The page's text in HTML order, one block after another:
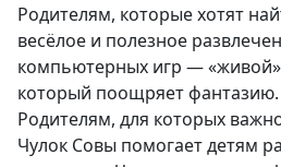
Родителям, которые хотят
весёлое и полезное
компьютерных игр —
который поощряет фантазию.
Родителям, для которых
Чулок Совы помогает детям